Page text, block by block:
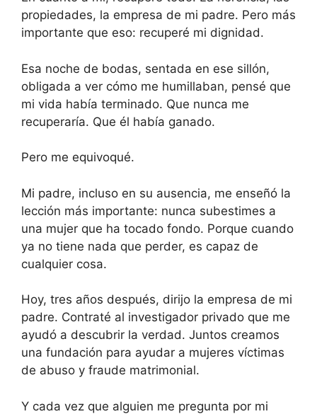
propiedades, la empresa de mi padre. Pero más
importante que eso: recuperé mi dignidad.
Esa noche de bodas, sentada en ese sillón,
obligada a ver cómo me humillaban, pensé que
mi vida había terminado. Que nunca me
recuperaría. Que él había ganado.
Pero me equivoqué.
Mi padre, incluso en su ausencia, me enseñó la
lección más importante: nunca subestimes a
una mujer que ha tocado fondo. Porque cuando
ya no tiene nada que perder, es capaz de
cualquier cosa.
Hoy, tres años después, dirijo la empresa de mi
padre. Contraté al investigador privado que me
ayudó a descubrir la verdad. Juntos creamos
una fundación para ayudar a mujeres víctimas
de abuso y fraude matrimonial.
Y cada vez que alguien me pregunta por mi